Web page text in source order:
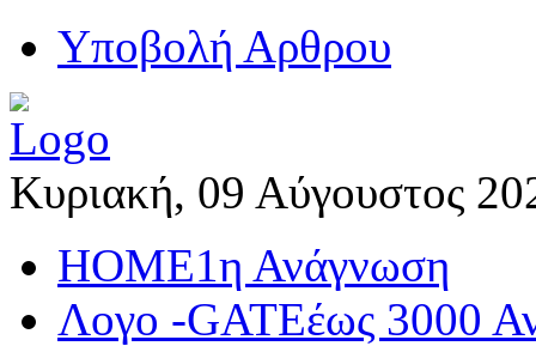
Yποβολή Αρθρου
Κυριακή, 09 Αύγουστος
HOME1η Ανάγνωση
Λογο -GATEέως 3000